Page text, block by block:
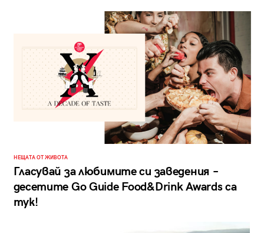
НЕЩАТА ОТ ЖИВОТА
Гласувай за любимите си заведения –
десетите Go Guide Food&Drink Awards са
тук!